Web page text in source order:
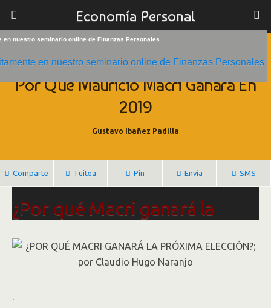
Economía Personal
13/11/2018
Por Qué Mauricio Macri Ganará En
2019
Gustavo Ibañez Padilla
Comparte Tuitea Pin Envía SMS
¿Por qué Macri ganará la
próxima elección?
Por Claudio Hugo Naranjo.
.
en nuestro seminario online de Finanzas Personales